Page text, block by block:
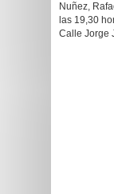
Nuñez,
las 19,30
Calle Jorge